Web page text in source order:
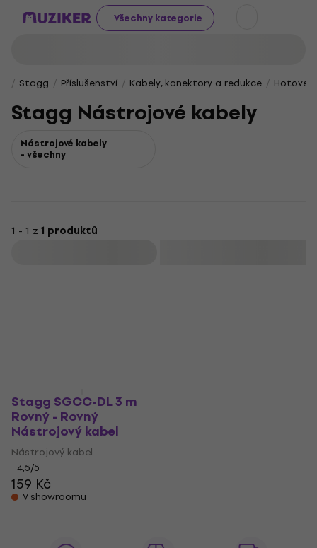
Všechny kategorie
Stagg Příslušenství Kabely, konektory a redukce Hotové
Stagg Nástrojové kabely
Nástrojové kabely
- všechny
1 - 1 z 1 produktů
Stagg SGCC-DL 3 m
Rovný - Rovný
Nástrojový kabel
Nástrojový kabel
4,5/5
159 Kč
V showroomu